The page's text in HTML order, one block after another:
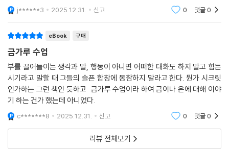
기 있게 자신에게 깊이 집중해야 한다. 이것이 바로 더 나은 공동체의 일원
이 되는 법, 행복해지는 법이 아니고 무어라 말인가? 『금가루 수업』은 건강
하고 참된 삶, 즉 풍족한 진짜 삶을 살기 위한 필수 교양서이다.
j******3 2025.12.31. 신고 0 댓글0
eBook 구매
금가루 수업
부를 끌어들이는 생각과 말, 행동이 아니면 어떠한 대화도 하지 말고 힘든
시기라고 말할 때 그들의 슬픈 합창에 동참하지 말라고 한다. 뭔가 시크릿
인가하는 그런 책인 듯하고 금가루 수업이라 하여 금이나 은에 대해 이야
기 하는 건가 했는데 아니었다.
c*******8 2025.12.31. 신고 0 댓글0
리뷰 전체보기